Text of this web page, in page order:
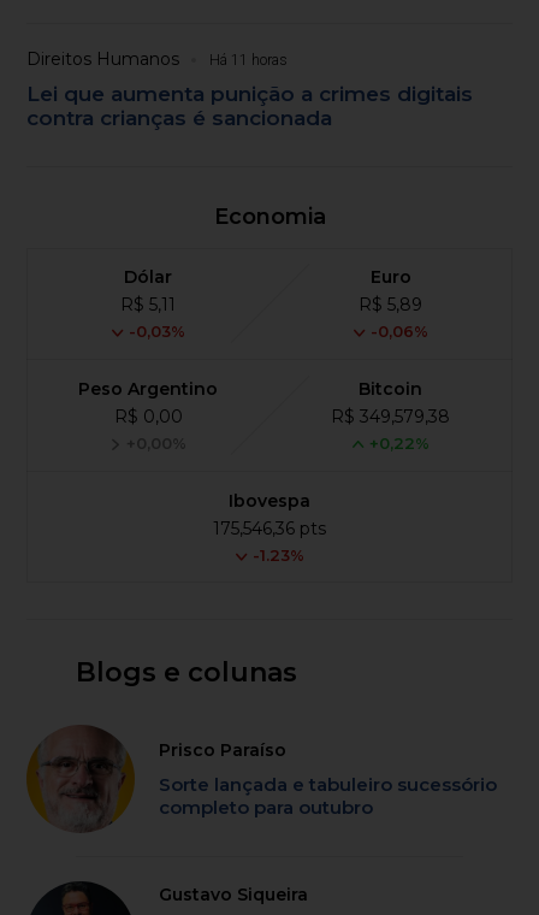
Direitos Humanos Há 11 horas
Lei que aumenta punição a crimes digitais
contra crianças é sancionada
Economia
Dólar
R$ 5,11
-0,03%
Euro
R$ 5,89
-0,06%
Peso Argentino
R$ 0,00
+0,00%
Bitcoin
R$ 349,579,38
+0,22%
Ibovespa
175,546,36 pts
-1.23%
Blogs e colunas
Prisco Paraíso
Sorte lançada e tabuleiro sucessório
completo para outubro
Gustavo Siqueira